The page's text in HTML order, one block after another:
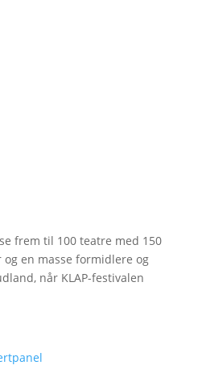
frem til 100 teatre med 150
en masse formidlere og
når KLAP-festivalen